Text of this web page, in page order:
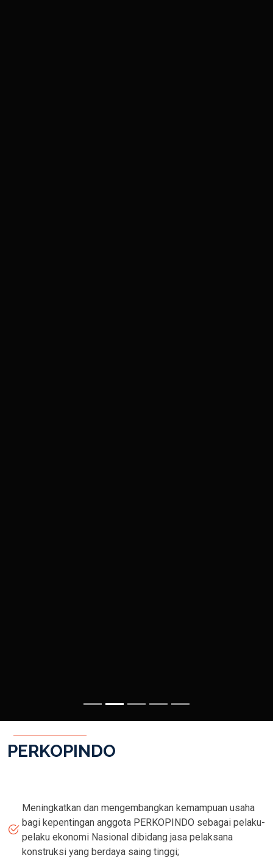
PERKOPINDO
Meningkatkan dan mengembangkan kemampuan usaha
bagi kepentingan anggota PERKOPINDO sebagai pelaku-
pelaku ekonomi Nasional dibidang jasa pelaksana
konstruksi yang berdaya saing tinggi;